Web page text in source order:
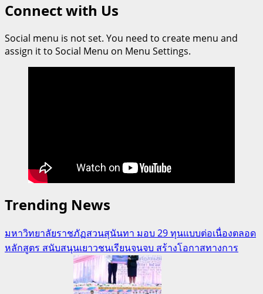
Connect with Us
Social menu is not set. You need to create menu and
assign it to Social Menu on Menu Settings.
Trending News
มหาวิทยาลัยราชภัฏสวนสุนันทา มอบ 29 ทุนแบบต่อเนื่องตลอด
หลักสูตร สนับสนุนเยาวชนเรียนจนจบ สร้างโอกาสทางการ